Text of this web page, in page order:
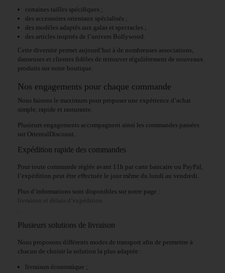
certaines tailles spécifiques ;
des accessoires orientaux spécialisés ;
des modèles adaptés aux galas et spectacles ;
des articles inspirés de l’univers Bollywood.
Cette diversité permet aujourd’hui à de nombreuses associations,
danseuses et clientes fidèles de retrouver régulièrement de nouveaux
produits sur notre boutique.
Nos engagements pour chaque commande
Nous faisons le maximum pour proposer une expérience d’achat
simple, rapide et rassurante.
Plusieurs engagements accompagnent ainsi les commandes passées
sur OrientalDiscount.
Expédition rapide des commandes
Pour toute commande réglée avant 11h par carte bancaire ou PayPal,
l’expédition peut être effectuée le jour même du lundi au vendredi.
Plus d’informations sont disponibles sur notre page :
livraison et délais d’expédition
Plusieurs solutions de livraison
Nous proposons différents modes de transport afin de permettre à
chacun de choisir la solution la plus adaptée :
livraison économique ;